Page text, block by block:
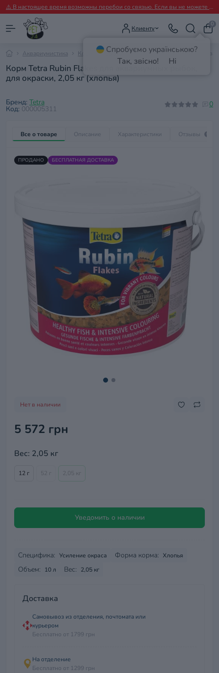
⚠️ В настоящее время возможны перебои со связью. Если вы не можете дозвониться, пожалуйста, пишите нам в Viber.
Клиенту
0
Аквариумистика Корм для рыб Корм Tetra Rubin Flakes для
Корм Tetra Rubin Flakes для аквариумных рыбок,
для окраски, 2,05 кг (хлопья)
Бренд: Tetra
Код: 000005311
0
Все о товаре Описание Характеристики Отзывы
ПРОДАНО БЕСПЛАТНАЯ ДОСТАВКА
Нет в наличии
5 572 грн
Вес: 2,05 кг
12 г 52 г 2,05 кг
Уведомить о наличии
Специфика: Усиление окраса Форма корма: Хлопья
Объем: 10 л Вес: 2,05 кг
Доставка
Самовывоз из отделения, почтомата или
курьером
Бесплатно от 1799 грн
На отделение
Бесплатно от 1299 грн
Спробуємо українською?
Так, звісно!
Ні